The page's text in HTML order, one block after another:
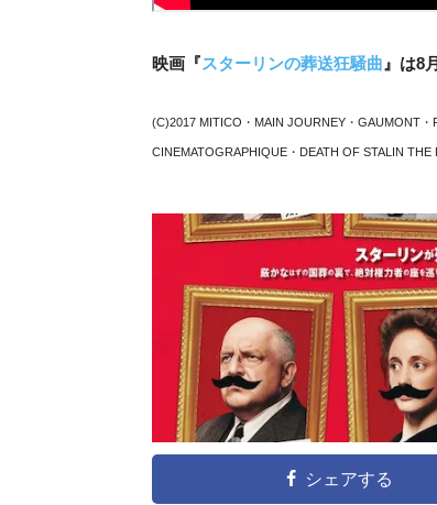
映画『スターリンの葬送狂騒曲 』は8
(C)2017 MITICO・MAIN JOURNEY・GAUMONT・
CINEMATOGRAPHIQUE・DEATH OF STALIN THE
シェアする